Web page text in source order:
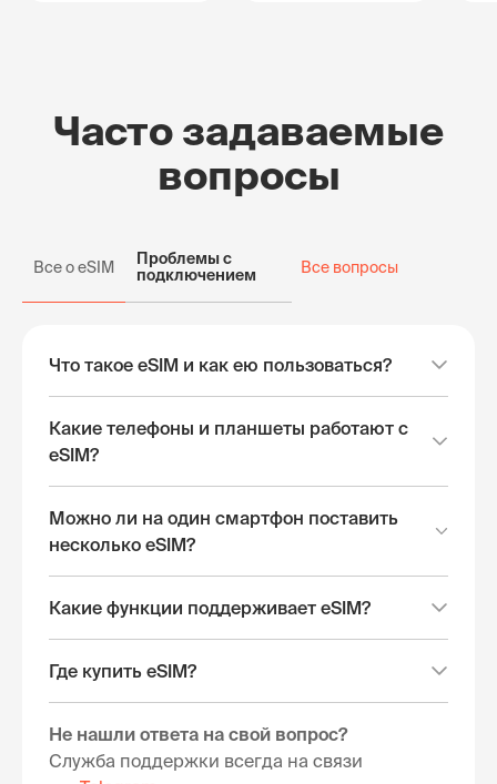
Часто задаваемые
вопросы
Все о eSIM
Проблемы с
подключением
Все вопросы
Что такое eSIM и как ею пользоваться?
Какие телефоны и планшеты работают с
eSIM?
Можно ли на один смартфон поставить
несколько eSIM?
Какие функции поддерживает eSIM?
Где купить eSIM?
Не нашли ответа на свой вопрос?
Служба поддержки всегда на связи